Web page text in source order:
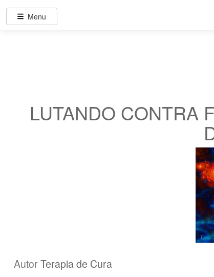
LUTANDO CONTRA
AutorTerapia de Cura
Menu